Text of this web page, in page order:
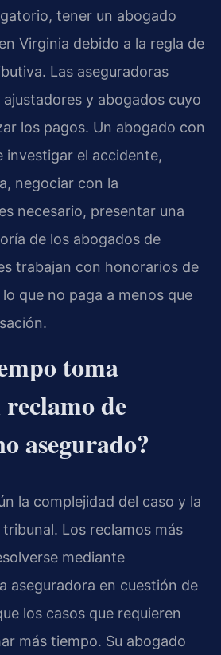
tener un abogado
Virginia debido a la regla de
Las aseguradoras
y abogados cuyo
los pagos. Un abogado con
investigar el accidente,
negociar con la
necesario, presentar una
de los abogados de
trabajan con honorarios de
que no paga a menos que
toma
de
asegurado?
la complejidad del caso y la
Los reclamos más
mediante
aseguradora en cuestión de
los casos que requieren
más tiempo. Su abogado